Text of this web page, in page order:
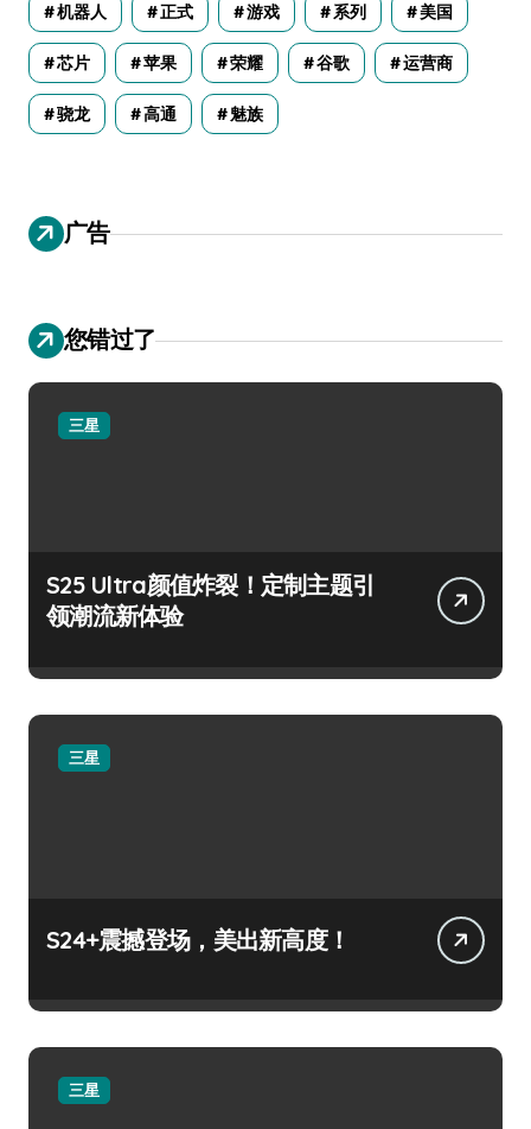
机器人 正式 游戏 系列 美国
芯片 苹果 荣耀 谷歌 运营商
骁龙 高通 魅族
广告
您错过了
三星
S25 Ultra颜值炸裂！定制主题引
领潮流新体验
三星
S24+震撼登场，美出新高度！
三星